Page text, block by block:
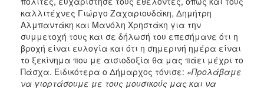
καλλιτέχνες Γιώργο Ζαχαριουδάκη, Δημήτρη
Αλμπαντάκη και Μανόλη Χρηστάκη για την
συμμετοχή τους και σε δήλωσή του επεσήμανε ότι η
βροχή είναι ευλογία και ότι η σημερινή ημέρα είναι
το ξεκίνημα που με αισιοδοξία θα μας πάει μέχρι το
Πάσχα. Ειδικότερα ο Δήμαρχος τόνισε: «Προλάβαμε
να γιορτάσουμε με τους μουσικούς μας και να